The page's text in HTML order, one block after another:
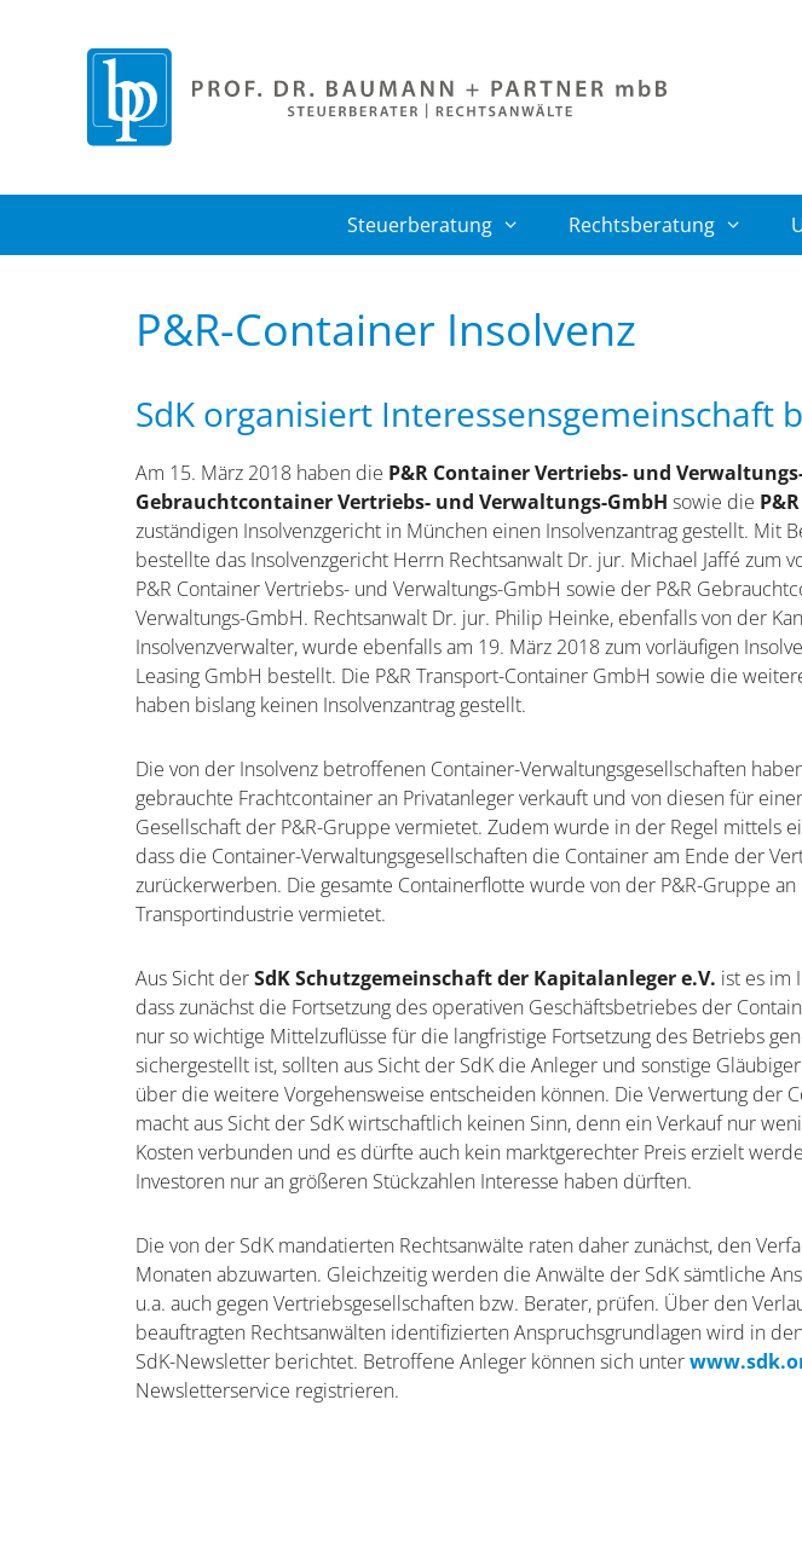
Steuerberatung Rechtsberatung
P&R-Container Insolvenz
SdK organisiert Interessensgemeinschaft
Am 15. März 2018 haben die P&R Container Vertriebs- und
Gebrauchtcontainer Vertriebs- und Verwaltungs-GmbH sowie die
zuständigen Insolvenzgericht in München einen Insolvenzantrag gestellt. Mit
bestellte das Insolvenzgericht Herrn Rechtsanwalt Dr. jur. Michael Jaffé zum
P&R Container Vertriebs- und Verwaltungs-GmbH sowie der P&R
Verwaltungs-GmbH. Rechtsanwalt Dr. jur. Philip Heinke, ebenfalls von der
Insolvenzverwalter, wurde ebenfalls am 19. März 2018 zum vorläufigen
Leasing GmbH bestellt. Die P&R Transport-Container GmbH sowie die
haben bislang keinen Insolvenzantrag gestellt.
Die von der Insolvenz betroffenen Container-Verwaltungsgesellschaften
gebrauchte Frachtcontainer an Privatanleger verkauft und von diesen für
Gesellschaft der P&R-Gruppe vermietet. Zudem wurde in der Regel mittels
dass die Container-Verwaltungsgesellschaften die Container am Ende der
zurückerwerben. Die gesamte Containerflotte wurde von der P&R-Gruppe
Transportindustrie vermietet.
Aus Sicht derSdK Schutzgemeinschaft der Kapitalanleger e.V. ist es im
dass zunächst die Fortsetzung des operativen Geschäftsbetriebes der
nur so wichtige Mittelzuflüsse für die langfristige Fortsetzung des Betriebs
sichergestellt ist, sollten aus Sicht der SdK die Anleger und sonstige
über die weitere Vorgehensweise entscheiden können. Die Verwertung der
macht aus Sicht der SdK wirtschaftlich keinen Sinn, denn ein Verkauf nur
Kosten verbunden und es dürfte auch kein marktgerechter Preis erzielt
Investoren nur an größeren Stückzahlen Interesse haben dürften.
Die von der SdK mandatierten Rechtsanwälte raten daher zunächst, den
Monaten abzuwarten. Gleichzeitig werden die Anwälte der SdK sämtliche
u.a. auch gegen Vertriebsgesellschaften bzw. Berater, prüfen. Über den
beauftragten Rechtsanwälten identifizierten Anspruchsgrundlagen wird in
SdK-Newsletter berichtet. Betroffene Anleger können sich unter
Newsletterservice registrieren.